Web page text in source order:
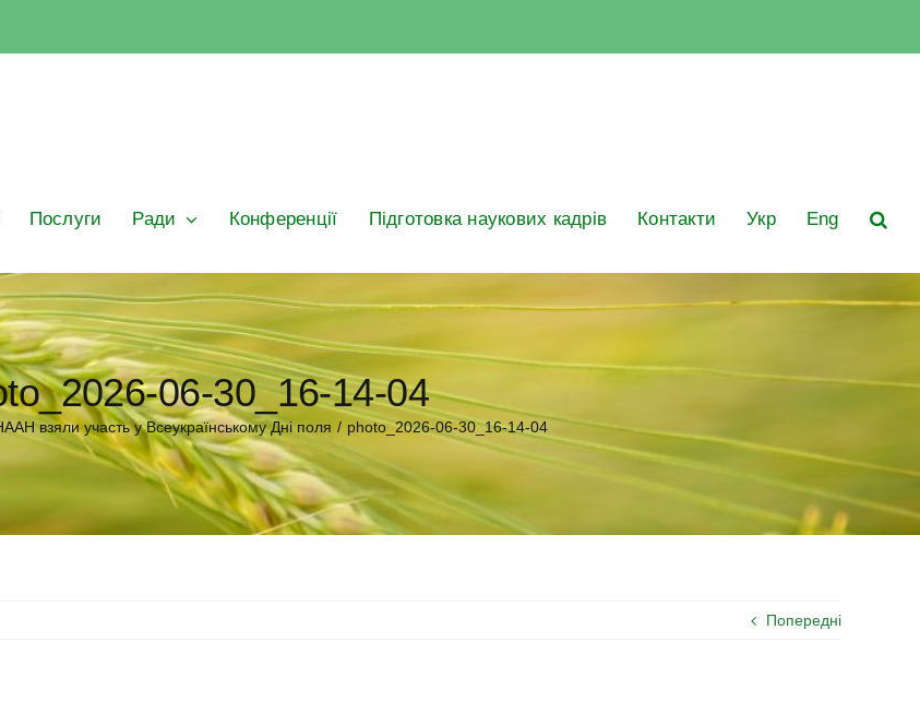
Послуги Ради Конференції Підготовка наукових кадрів Контакти Укр Eng
06-30_16-14-04
взяли участь у Всеукраїнському Дні поля / photo_2026-06-30_16-14-04
Попередні